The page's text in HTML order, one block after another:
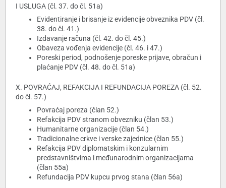
I USLUGA (čl. 37. do čl. 51a)
Evidentiranje i brisanje iz evidencije obveznika PDV (čl.
38. do čl. 41.)
Izdavanje računa (čl. 42. do čl. 45.)
Obaveza vođenja evidencije (čl. 46. i 47.)
Poreski period, podnošenje poreske prijave, obračun i
plaćanje PDV (čl. 48. do čl. 51a)
X. POVRAĆAJ, REFAKCIJA I REFUNDACIJA POREZA (čl. 52.
do čl. 57.)
Povraćaj poreza (član 52.)
Refakcija PDV stranom obvezniku (član 53.)
Humanitarne organizacije (član 54.)
Tradicionalne crkve i verske zajednice (član 55.)
Refakcija PDV diplomatskim i konzularnim
predstavništvima i međunarodnim organizacijama
(član 55a)
Refundacija PDV kupcu prvog stana (član 56a)